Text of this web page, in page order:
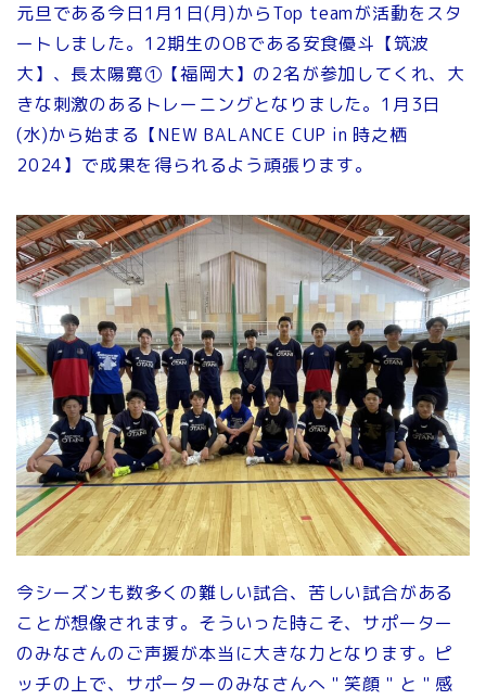
元旦である今日1月1日(月)からTop teamが活動をスタ
ートしました。12期生のOBである安食優斗【筑波
大】、長太陽寛①【福岡大】の2名が参加してくれ、大
きな刺激のあるトレーニングとなりました。1月3日
(水)から始まる【NEW BALANCE CUP in 時之栖
2024】で成果を得られるよう頑張ります。
今シーズンも数多くの難しい試合、苦しい試合がある
ことが想像されます。そういった時こそ、サポーター
のみなさんのご声援が本当に大きな力となります。ピ
ッチの上で、サポーターのみなさんへ＂笑顔＂と＂感